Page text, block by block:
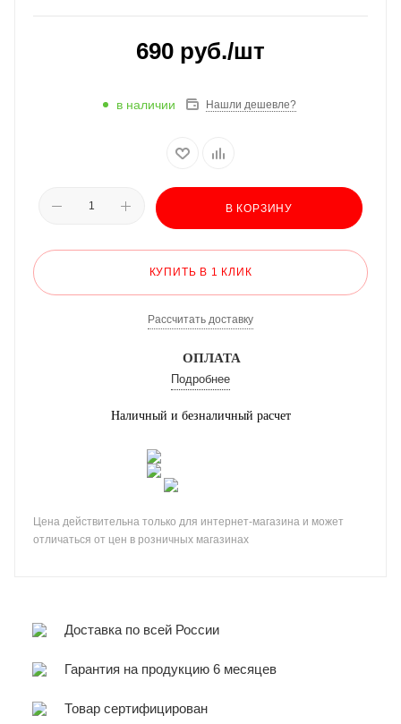
690 руб./шт
в наличии Нашли дешевле?
В КОРЗИНУ
КУПИТЬ В 1 КЛИК
Рассчитать доставку
ОПЛАТА
Подробнее
Наличный и безналичный расчет
Цена действительна только для интернет-магазина и может
отличаться от цен в розничных магазинах
Доставка по всей России
Гарантия на продукцию 6 месяцев
Товар сертифицирован